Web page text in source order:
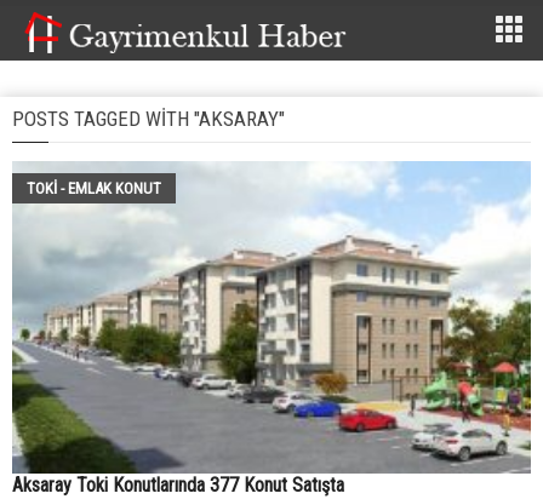
POSTS TAGGED WITH "AKSARAY"
TOKİ - EMLAK KONUT
Aksaray Toki Konutlarında 377 Konut Satışta